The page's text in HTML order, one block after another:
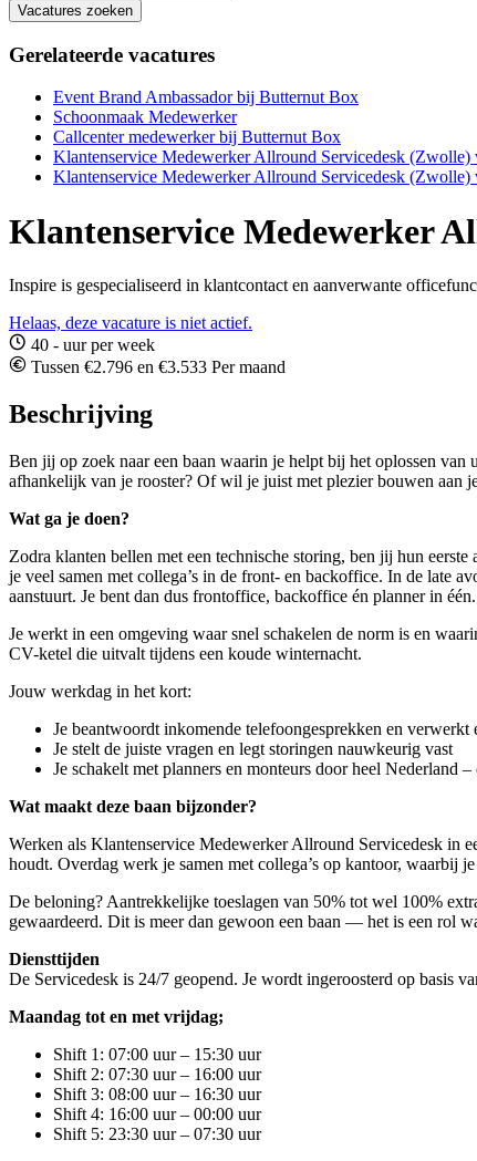
Vacatures zoeken
Gerelateerde vacatures
Event Brand Ambassador bij Butternut Box
Schoonmaak Medewerker
Callcenter medewerker bij Butternut Box
Klantenservice Medewerker Allround Servicedesk (Zwolle)
Klantenservice Medewerker Allround Servicedesk (Zwolle)
Klantenservice Medewerker
Inspire is gespecialiseerd in klantcontact en aanverwante
Helaas, deze vacature is niet actief.
40 - uur per week
Tussen €2.796 en €3.533 Per maand
Beschrijving
Ben jij op zoek naar een baan waarin je helpt bij het oplossen
afhankelijk van je rooster? Of wil je juist met plezier bouwen aan
Wat ga je doen?
Zodra klanten bellen met een technische storing, ben jij hun
je veel samen met collega’s in de front- en backoffice. In de late
aanstuurt. Je bent dan dus frontoffice, backoffice én planner in één.
Je werkt in een omgeving waar snel schakelen de norm is en
CV-ketel die uitvalt tijdens een koude winternacht.
Jouw werkdag in het kort:
Je beantwoordt inkomende telefoongesprekken en verwerkt
Je stelt de juiste vragen en legt storingen nauwkeurig vast
Je schakelt met planners en monteurs door heel Nederland
Wat maakt deze baan bijzonder?
Werken als Klantenservice Medewerker Allround Servicedesk in
houdt. Overdag werk je samen met collega’s op kantoor, waarbij
De beloning? Aantrekkelijke toeslagen van 50% tot wel 100%
gewaardeerd. Dit is meer dan gewoon een baan — het is een rol
Diensttijden
De Servicedesk is 24/7 geopend. Je wordt ingeroosterd op basis
Maandag tot en met vrijdag;
Shift 1: 07:00 uur – 15:30 uur
Shift 2: 07:30 uur – 16:00 uur
Shift 3: 08:00 uur – 16:30 uur
Shift 4: 16:00 uur – 00:00 uur
Shift 5: 23:30 uur – 07:30 uur